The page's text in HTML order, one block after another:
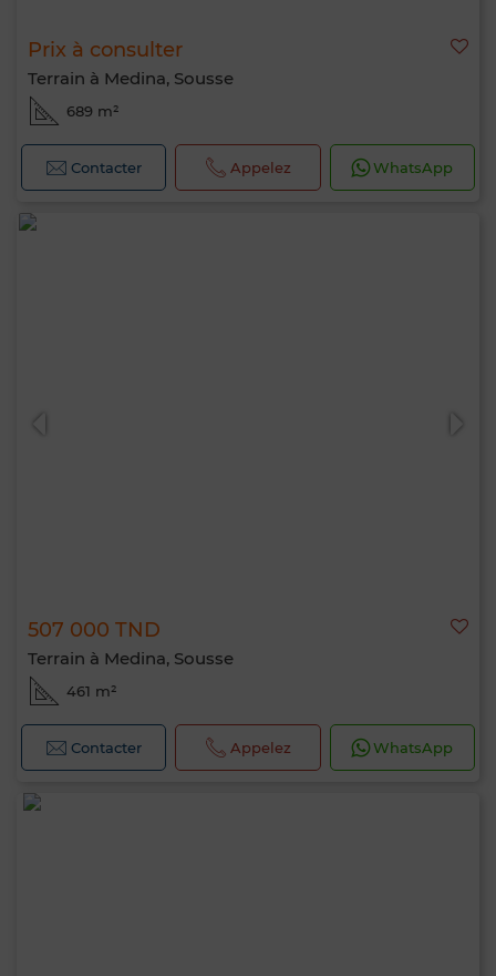
Prix à consulter
Terrain à Medina, Sousse
689 m²
Contacter Appelez WhatsApp
507 000 TND
Terrain à Medina, Sousse
461 m²
Contacter Appelez WhatsApp